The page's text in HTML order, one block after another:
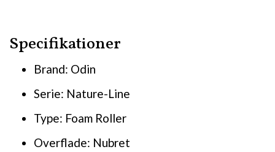
Specifikationer
Brand: Odin
Serie: Nature-Line
Type: Foam Roller
Overflade: Nubret